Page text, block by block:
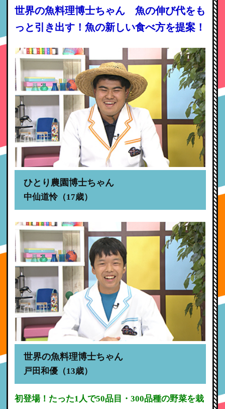
世界の魚料理博士ちゃん 魚の伸び代をも
っと引き出す！魚の新しい食べ方を提案！
ひとり農園博士ちゃん
中仙道怜（17歳）
世界の魚料理博士ちゃん
戸田和優（13歳）
初登場！たった1人で50品目・300品種の野菜を栽